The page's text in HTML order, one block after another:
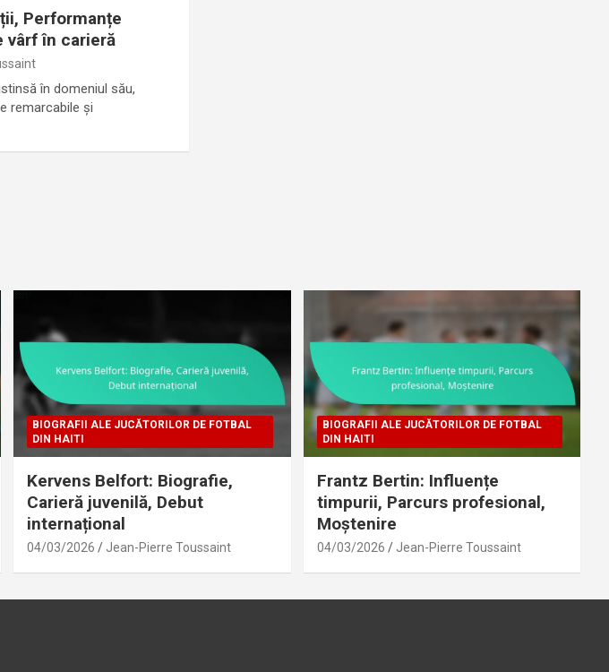
Performanțe
vârf în carieră
în domeniul său,
remarcabile și
BIOGRAFII ALE JUCĂTORILOR DE FOTBAL
DIN HAITI
Kervens Belfort: Biografie,
Carieră juvenilă, Debut
internațional
04/03/2026 Jean-Pierre Toussaint
BIOGRAFII ALE JUCĂTORILOR DE FOTBAL
DIN HAITI
Frantz Bertin: Influențe
timpurii, Parcurs profesional,
Moștenire
04/03/2026 Jean-Pierre Toussaint